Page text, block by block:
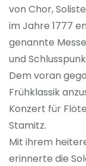
von Chor,
im Jahre 1777
genannte
und
Dem voran
Frühklassik
Konzert für
Stamitz.
Mit ihrem
erinnerte die